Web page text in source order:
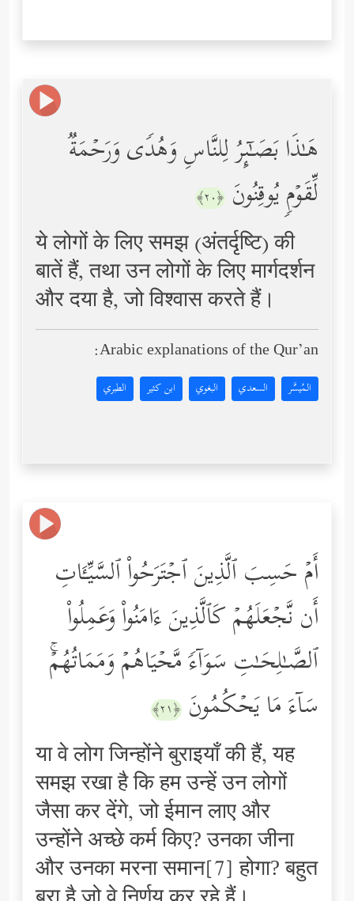
هَـٰذَا بَصَـٰۤىِٕرُ لِلنَّاسِ وَهُدࣰى وَرَحۡمَةࣱ
لِّقَوۡمࣲ یُوقِنُونَ ﴿٢٠﴾
ये लोगों के लिए समझ (अंतर्दृष्टि) की
बातें हैं, तथा उन लोगों के लिए मार्गदर्शन
और दया है, जो विश्वास करते हैं।
Arabic explanations of the Qur’an:
المُيسَّر السعدي البغوي ابن كثير الطبري
أَمۡ حَسِبَ ٱلَّذِینَ ٱجۡتَرَحُواْ ٱلسَّیِّـَٔاتِ
أَن نَّجۡعَلَهُمۡ كَٱلَّذِینَ ءَامَنُواْ وَعَمِلُواْ
ٱلصَّـٰلِحَـٰتِ سَوَاۤءࣰ مَّحۡیَاهُمۡ وَمَمَاتُهُمۡۚ
سَاۤءَ مَا یَحۡكُمُونَ ﴿٢١﴾
या वे लोग जिन्होंने बुराइयाँ की हैं, यह
समझ रखा है कि हम उन्हें उन लोगों
जैसा कर देंगे, जो ईमान लाए और
उन्होंने अच्छे कर्म किए? उनका जीना
और उनका मरना समान[7] होगा? बहुत